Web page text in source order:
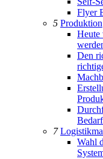
Flyer
5 Produktion
Heute
Den
7
Wahl